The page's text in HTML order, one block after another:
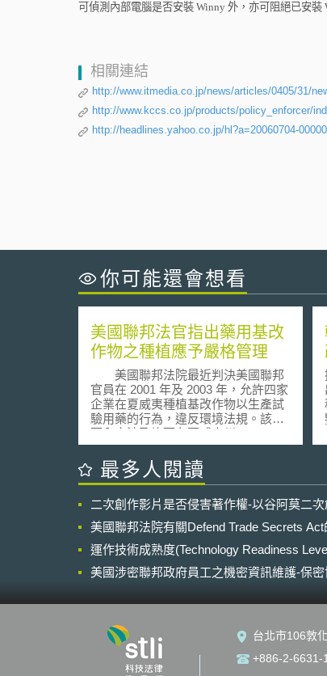
可偵測內部電腦是否安裝 Winny 外，亦可阻絕已安裝
相關連結
http://www.itmedia.co.jp/news/articles/0405/31/
http://www.kccs.co.jp/products/policy_enforcer/
http://headlines.yahoo.co.jp/hl?a=20060704-
你可能還會想看
美國聯邦法官指出藥用基改
作物之種植應予嚴格管理
美國聯邦法院最近判決美國聯邦
官員在 2001 年及 2003 年，允許四家
企業在夏威夷種植基改作物以生產試
驗用藥的行為，違反環境法規。該許
可內容涉及許可在夏威夷州 Kauai,
Maui, Molokai and Oahu 種植玉米或
甘蔗。 本案法官 Michael
Seabright 判決中特別指出，鑑於夏威
脅的生物的棲地－該州計有 329 種罕
見生物，占全美瀕臨絕種生物及受到
絕種威脅生物種類之四分之一，而美
國農業部動植物健康檢疫服務（
Department of Agriculture's Animal
and Plant Health Inspection Service
行初步的環境檢視（ preliminary
environmental reviews ），很明顯地
已違反該機關依據瀕臨絕種生物法（
Endangered Species Act ）及國家環
境政策法（ National Environmental
最多人閱讀
二次創作影片是否侵害著作權-以谷阿莫二次
美國聯邦法院有關Defend Trade Secrets
運作技術成熟度(Technology Readiness
美國涉密聯邦政府員工之機密資訊維護-保
台北市106敦
+886-2-6631-